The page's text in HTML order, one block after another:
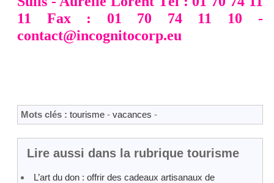
11 Fax : 01 70 74 11 10 -
contact@incognitocorp.eu
Mots clés : tourisme - vacances -
Lire aussi dans la rubrique tourisme
L’art du don : offrir des cadeaux artisanaux de